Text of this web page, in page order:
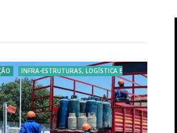
INFRA-ESTRUTURAS, LOGÍSTICA E